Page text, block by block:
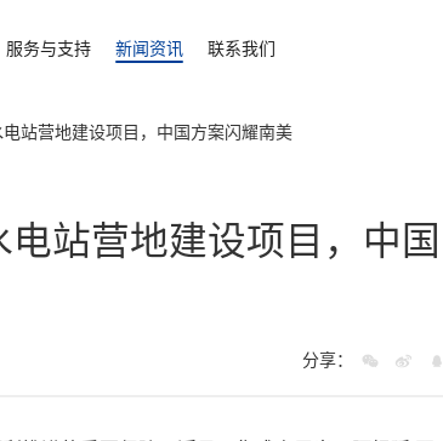
服务与支持 新闻资讯 联系我们
站营地建设项目，中国方案闪耀南美
站营地建设项目，中国
分享：